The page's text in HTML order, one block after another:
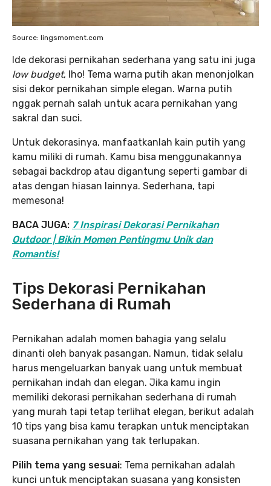
Source: lingsmoment.com
Ide dekorasi pernikahan sederhana yang satu ini juga
low budget, lho! Tema warna putih akan menonjolkan
sisi dekor pernikahan simple elegan. Warna putih
nggak pernah salah untuk acara pernikahan yang
sakral dan suci.
Untuk dekorasinya, manfaatkanlah kain putih yang
kamu miliki di rumah. Kamu bisa menggunakannya
sebagai backdrop atau digantung seperti gambar di
atas dengan hiasan lainnya. Sederhana, tapi
memesona!
BACA JUGA: 7 Inspirasi Dekorasi Pernikahan
Outdoor | Bikin Momen Pentingmu Unik dan
Romantis!
Tips Dekorasi Pernikahan
Sederhana di Rumah
Pernikahan adalah momen bahagia yang selalu
dinanti oleh banyak pasangan. Namun, tidak selalu
harus mengeluarkan banyak uang untuk membuat
pernikahan indah dan elegan. Jika kamu ingin
memiliki dekorasi pernikahan sederhana di rumah
yang murah tapi tetap terlihat elegan, berikut adalah
10 tips yang bisa kamu terapkan untuk menciptakan
suasana pernikahan yang tak terlupakan.
Pilih tema yang sesuai: Tema pernikahan adalah
kunci untuk menciptakan suasana yang konsisten